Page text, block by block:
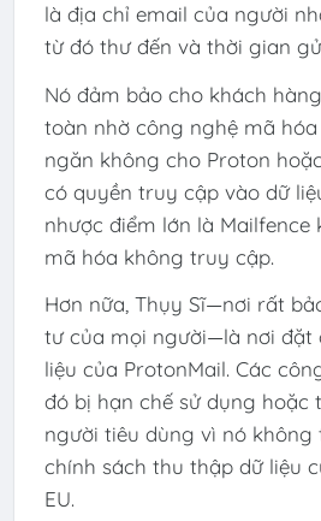
là địa chỉ email của người
từ đó thư đến và thời gian
Nó đảm bảo cho khách
toàn nhờ công nghệ mã
ngăn không cho Proton
có quyền truy cập vào dữ
nhược điểm lớn là Mailfence
mã hóa không truy cập.
Hơn nữa, Thụy Sĩ—nơi rất
tư của mọi người—là nơi đặt
liệu của ProtonMail. Các
đó bị hạn chế sử dụng hoặc
người tiêu dùng vì nó không
chính sách thu thập dữ liệu
EU.